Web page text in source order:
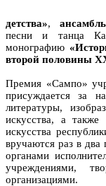
детства»,
песни и танца
монографию
второй половины
Премия «Сампо»
присуждается за
литературы,
искусства, а
искусства
вручаются раз в
органами
учреждениями,
организациями.